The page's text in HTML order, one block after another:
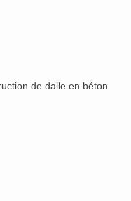
de dalle en béton